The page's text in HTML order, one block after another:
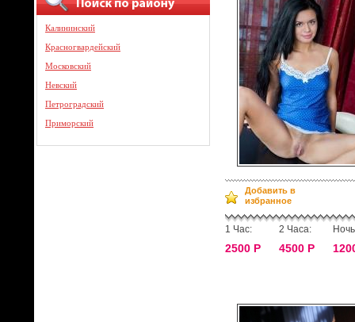
Калининский
Красногвардейский
Московский
Невский
Петроградский
Приморский
Добавить в
избранное
1 Час:
2500 Р
2 Часа:
4500 Р